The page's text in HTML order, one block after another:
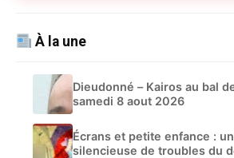
À la une
Dieudonné – Kairos au bal
samedi 8 aout 2026
Écrans et petite enfance :
silencieuse de troubles du